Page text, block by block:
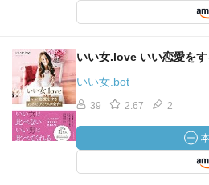
いい女.love いい恋愛を
いい女.bot
39 2.67 2